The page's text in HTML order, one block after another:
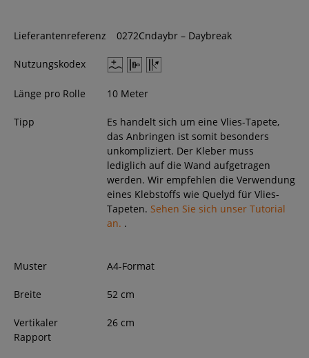
Lieferantenreferenz 0272Cndaybr – Daybreak
Nutzungskodex
Länge pro Rolle 10 Meter
Tipp
Es handelt sich um eine Vlies-Tapete,
das Anbringen ist somit besonders
unkompliziert. Der Kleber muss
lediglich auf die Wand aufgetragen
werden. Wir empfehlen die Verwendung
eines Klebstoffs wie Quelyd für Vlies-
Tapeten. Sehen Sie sich unser Tutorial
an. .
Muster A4-Format
Breite 52 cm
Vertikaler
Rapport
26 cm